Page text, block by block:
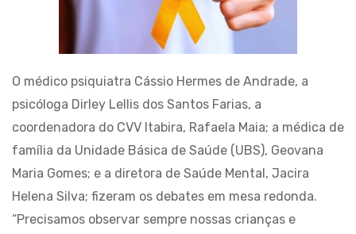
O médico psiquiatra Cássio Hermes de Andrade, a
psicóloga Dirley Lellis dos Santos Farias, a
coordenadora do CVV Itabira, Rafaela Maia; a médica de
família da Unidade Básica de Saúde (UBS), Geovana
Maria Gomes; e a diretora de Saúde Mental, Jacira
Helena Silva; fizeram os debates em mesa redonda.
“Precisamos observar sempre nossas crianças e